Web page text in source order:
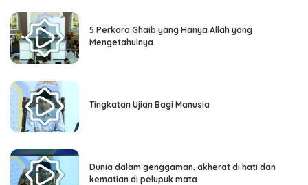
5 Perkara Ghaib yang Hanya Allah yang
Mengetahuinya
Tingkatan Ujian Bagi Manusia
Dunia dalam genggaman, akherat di hati dan
kematian di pelupuk mata